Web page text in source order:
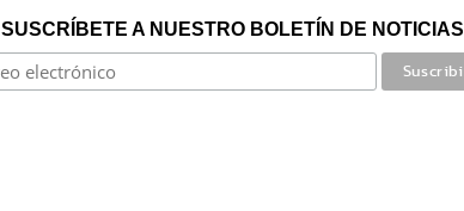
SUSCRÍBETE A NUESTRO BOLETÍN DE NOTICIAS